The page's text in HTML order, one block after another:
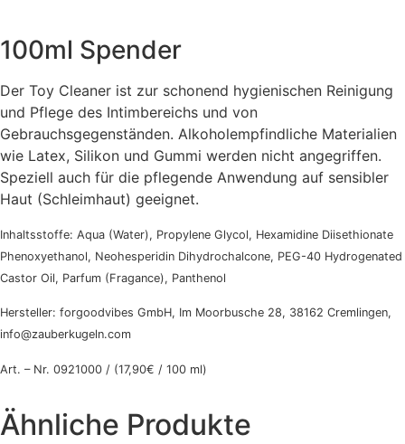
100ml Spender
Der Toy Cleaner ist zur schonend hygienischen Reinigung
und Pflege des Intimbereichs und von
Gebrauchsgegenständen. Alkoholempfindliche Materialien
wie Latex, Silikon und Gummi werden nicht angegriffen.
Speziell auch für die pflegende Anwendung auf sensibler
Haut (Schleimhaut) geeignet.
Inhaltsstoffe: Aqua (Water), Propylene Glycol, Hexamidine Diisethionate
Phenoxyethanol, Neohesperidin Dihydrochalcone, PEG-40 Hydrogenated
Castor Oil, Parfum (Fragance), Panthenol
Hersteller: forgoodvibes GmbH, Im Moorbusche 28, 38162 Cremlingen,
info@zauberkugeln.com
Art. – Nr. 0921000 / (17,90€ / 100 ml)
Ähnliche Produkte